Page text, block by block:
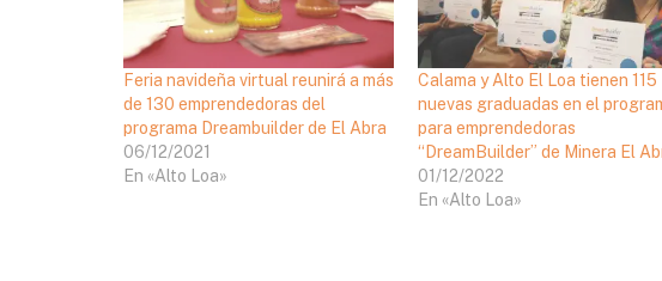
Feria navideña virtual reunirá a más
de 130 emprendedoras del
programa Dreambuilder de El Abra
06/12/2021
En «Alto Loa»
Calama y Alto El Loa tienen 115
nuevas graduadas en el
para emprendedoras
“DreamBuilder” de Minera El
01/12/2022
En «Alto Loa»